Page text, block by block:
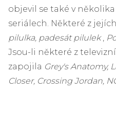
objevil se také v
seriálech. Některé z
pilulka, padesát pilulek,
Jsou-li některé z
zapojila Grey's Anatomy,
Closer, Crossing Jordan,